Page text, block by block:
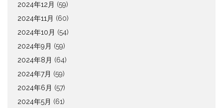
2024年12月 (59)
2024年11月 (60)
2024年10月 (54)
2024年9月 (59)
2024年8月 (64)
2024年7月 (59)
2024年6月 (57)
2024年5月 (61)